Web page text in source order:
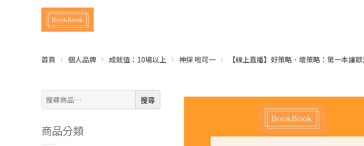
首頁 個人品牌 成就值：10場以上 神探 啦可一 【線上直播】好策略．壞策略：第一本讓
搜
尋:
搜尋
商品分類